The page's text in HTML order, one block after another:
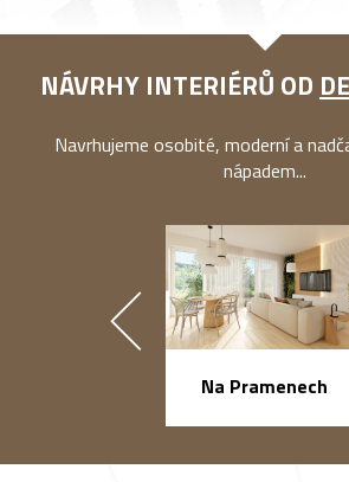
NÁVRHY INTERIÉRŮ OD
Navrhujeme osobité, moderní a
nápadem...
Na Pramenech